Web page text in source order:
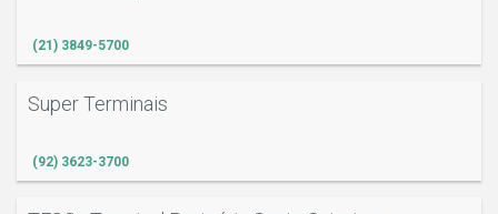
(21) 3849-5700
Super Terminais
(92) 3623-3700